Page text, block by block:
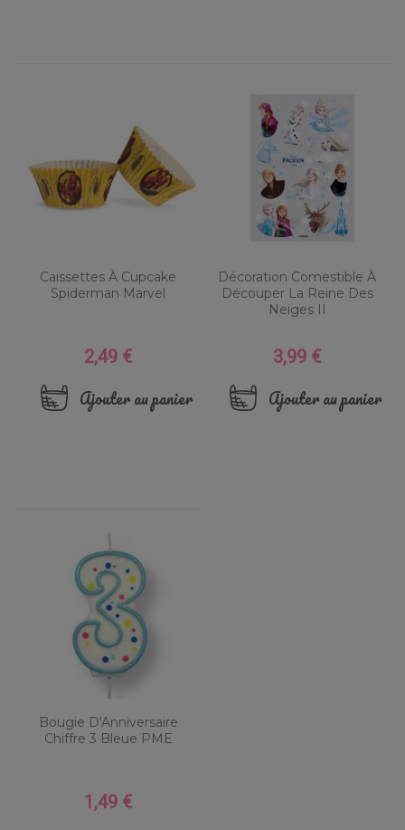
Caissettes À Cupcake
Spiderman Marvel
Prix
2,49 €
Ajouter au panier
Décoration Comestible À
Découper La Reine Des
Neiges II
Prix
3,99 €
Ajouter au panier
Bougie D'Anniversaire
Chiffre 3 Bleue PME
Prix
1,49 €